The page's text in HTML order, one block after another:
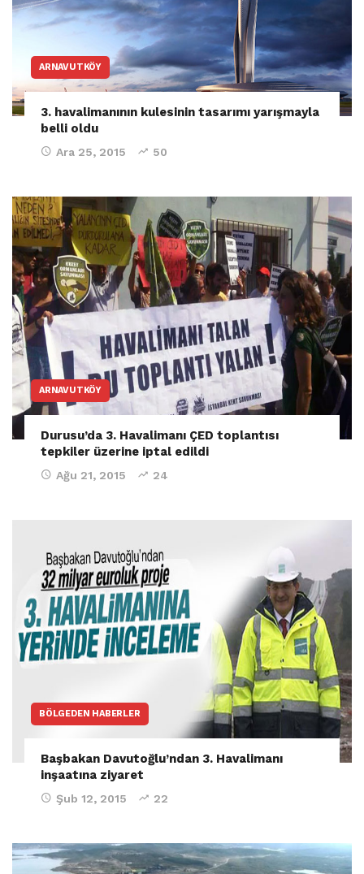
ARNAVUTKÖY
3. havalimanının kulesinin tasarımı yarışmayla
belli oldu
Ara 25, 2015 50
ARNAVUTKÖY
Durusu’da 3. Havalimanı ÇED toplantısı
tepkiler üzerine iptal edildi
Ağu 21, 2015 24
BÖLGEDEN HABERLER
Başbakan Davutoğlu’ndan 3. Havalimanı
inşaatına ziyaret
Şub 12, 2015 22